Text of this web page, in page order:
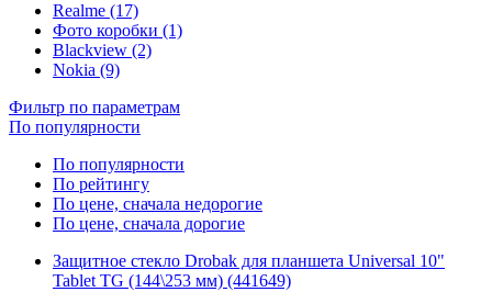
Realme (17)
Фото коробки (1)
Blackview (2)
Nokia (9)
Фильтр по параметрам
По популярности
По популярности
По рейтингу
По цене, сначала недорогие
По цене, сначала дорогие
Защитное стекло Drobak для планшета Universal 10"
Tablet TG (144\253 мм) (441649)